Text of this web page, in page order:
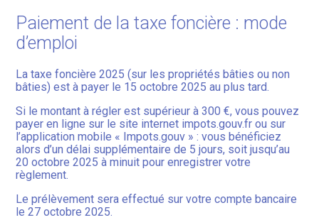
Paiement de la taxe foncière : mode
d’emploi
La taxe foncière 2025 (sur les propriétés bâties ou non
bâties) est à payer le 15 octobre 2025 au plus tard.
Si le montant à régler est supérieur à 300 €, vous pouvez
payer en ligne sur le site internet impots.gouv.fr ou sur
l’application mobile « Impots.gouv » : vous bénéficiez
alors d’un délai supplémentaire de 5 jours, soit jusqu’au
20 octobre 2025 à minuit pour enregistrer votre
règlement.
Le prélèvement sera effectué sur votre compte bancaire
le 27 octobre 2025.